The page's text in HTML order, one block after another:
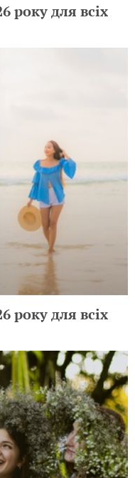
року для всіх
року для всіх